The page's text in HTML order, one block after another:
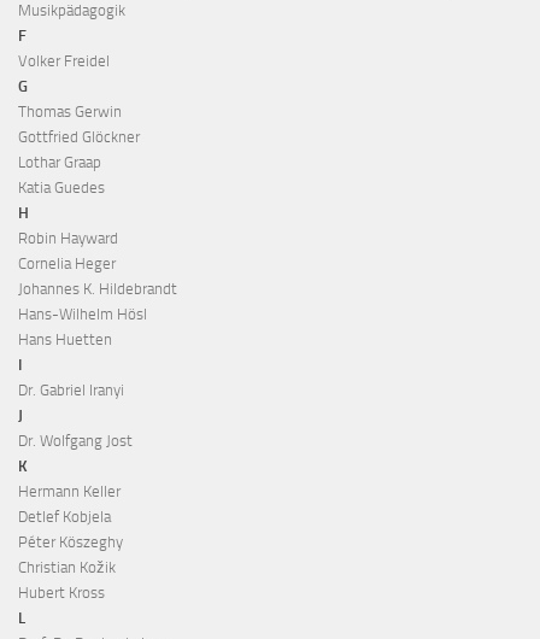
Musikpädagogik
F
Volker Freidel
G
Thomas Gerwin
Gottfried Glöckner
Lothar Graap
Katia Guedes
H
Robin Hayward
Cornelia Heger
Johannes K. Hildebrandt
Hans-Wilhelm Hösl
Hans Huetten
I
Dr. Gabriel Iranyi
J
Dr. Wolfgang Jost
K
Hermann Keller
Detlef Kobjela
Péter Köszeghy
Christian Kožik
Hubert Kross
L